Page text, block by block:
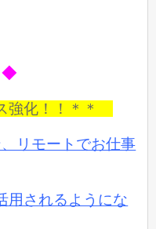
◆
強化！！＊＊
リモートでお仕事
用されるようにな